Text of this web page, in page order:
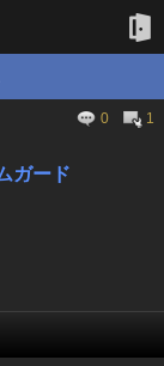
0
1
ガード